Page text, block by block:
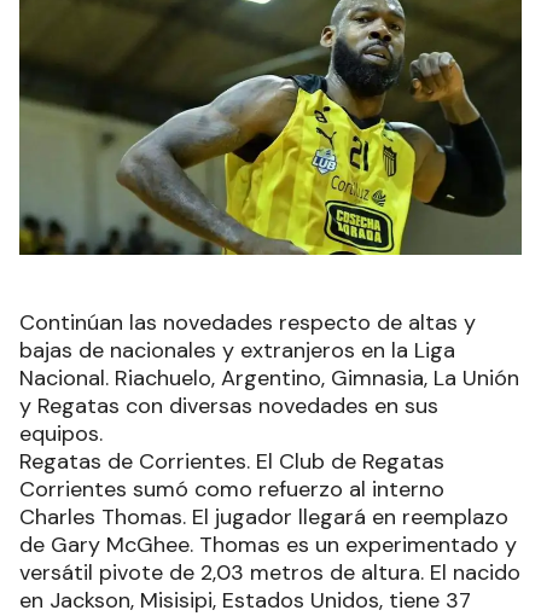
Continúan las novedades respecto de altas y
bajas de nacionales y extranjeros en la Liga
Nacional. Riachuelo, Argentino, Gimnasia, La Unión
y Regatas con diversas novedades en sus
equipos.
Regatas de Corrientes. El Club de Regatas
Corrientes sumó como refuerzo al interno
Charles Thomas. El jugador llegará en reemplazo
de Gary McGhee. Thomas es un experimentado y
versátil pivote de 2,03 metros de altura. El nacido
en Jackson, Misisipi, Estados Unidos, tiene 37